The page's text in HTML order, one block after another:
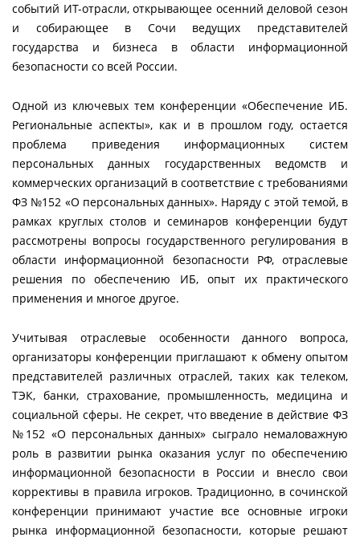
событий ИТ-отрасли, открывающее осенний деловой сезон
и собирающее в Сочи ведущих представителей
государства и бизнеса в области информационной
безопасности со всей России.
Одной из ключевых тем конференции «Обеспечение ИБ.
Региональные аспекты», как и в прошлом году, остается
проблема приведения информационных систем
персональных данных государственных ведомств и
коммерческих организаций в соответствие с требованиями
ФЗ №152 «О персональных данных». Наряду c этой темой, в
рамках круглых столов и семинаров конференции будут
рассмотрены вопросы государственного регулирования в
области информационной безопасности РФ, отраслевые
решения по обеспечению ИБ, опыт их практического
применения и многое другое.
Учитывая отраслевые особенности данного вопроса,
организаторы конференции приглашают к обмену опытом
представителей различных отраслей, таких как телеком,
ТЭК, банки, страхование, промышленность, медицина и
социальной сферы. Не секрет, что введение в действие ФЗ
№152 «О персональных данных» сыграло немаловажную
роль в развитии рынка оказания услуг по обеспечению
информационной безопасности в России и внесло свои
коррективы в правила игроков. Традиционно, в сочинской
конференции принимают участие все основные игроки
рынка информационной безопасности, которые решают